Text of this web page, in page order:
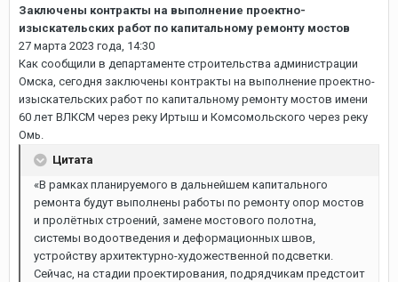
Заключены контракты на выполнение проектно-
изыскательских работ по капитальному ремонту мостов
27 марта 2023 года, 14:30
Как сообщили в департаменте строительства администрации
Омска, сегодня заключены контракты на выполнение проектно-
изыскательских работ по капитальному ремонту мостов имени
60 лет ВЛКСМ через реку Иртыш и Комсомольского через реку
Омь.
Цитата
«В рамках планируемого в дальнейшем капитального
ремонта будут выполнены работы по ремонту опор мостов
и пролётных строений, замене мостового полотна,
системы водоотведения и деформационных швов,
устройству архитектурно-художественной подсветки.
Сейчас, на стадии проектирования, подрядчикам предстоит